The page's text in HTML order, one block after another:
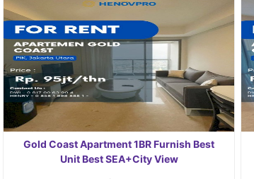
Gold Coast Apartment 1BR Furnish Best
Unit Best SEA+City View